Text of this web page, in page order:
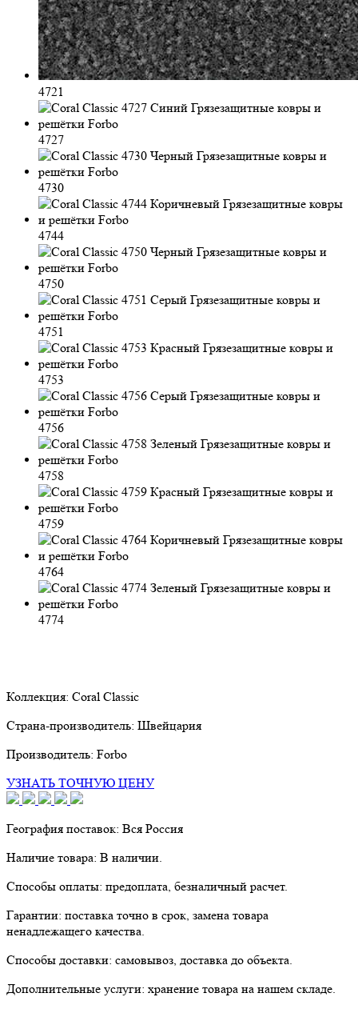
4721
4727
4730
4744
4750
4751
4753
4756
4758
4759
4764
4774
Коллекция: Coral Classic
Страна-производитель: Швейцария
Производитель: Forbo
УЗНАТЬ ТОЧНУЮ ЦЕНУ
География поставок: Вся Россия
Наличие товара: В наличии.
Способы оплаты: предоплата, безналичный расчет.
Гарантии: поставка точно в срок, замена товара
ненадлежащего качества.
Способы доставки: самовывоз, доставка до объекта.
Дополнительные услуги: хранение товара на нашем складе.